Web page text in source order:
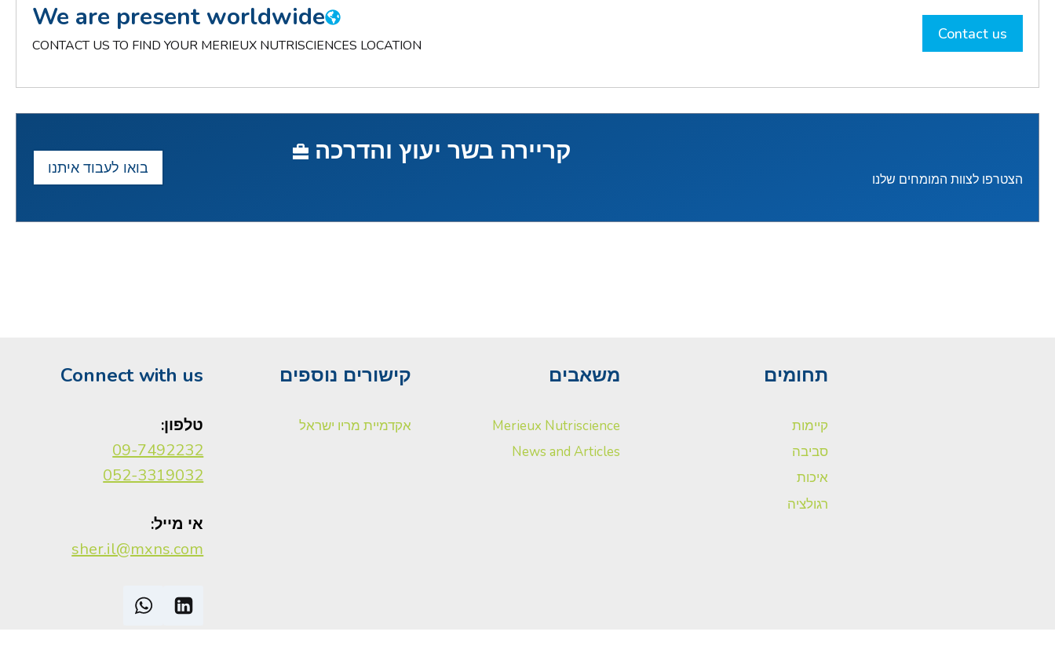
Contact us
We are present worldwide
CONTACT US TO FIND YOUR MERIEUX NUTRISCIENCES LOCATION
קריירה בשר יעוץ והדרכה
הצטרפו לצוות המומחים שלנו
בואו לעבוד איתנו
תחומים
קיימות
סביבה
איכות
רגולציה
משאבים
Merieux Nutriscience
News and Articles
קישורים נוספים
אקדמיית מריו ישראל
Connect with us
טלפון:
09-7492232
052-3319032
אי מייל:
sher.il@mxns.com